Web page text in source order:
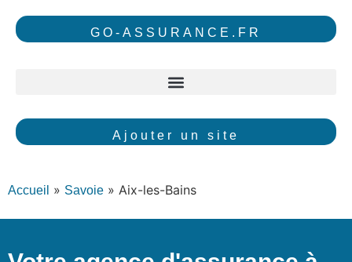
GO-ASSURANCE.FR
Ajouter un site
Accueil » Savoie » Aix-les-Bains